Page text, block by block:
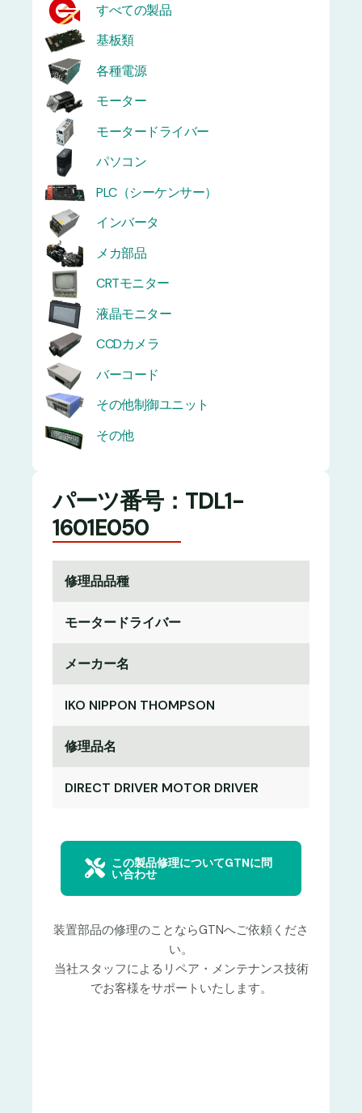
すべての製品
基板類
各種電源
モーター
モータードライバー
パソコン
PLC（シーケンサー）
インバータ
メカ部品
CRTモニター
液晶モニター
CCDカメラ
バーコード
その他制御ユニット
その他
パーツ番号：TDL1-
1601E050
修理品品種
モータードライバー
メーカー名
IKO NIPPON THOMPSON
修理品名
DIRECT DRIVER MOTOR DRIVER
この製品修理についてGTNに問
い合わせ
装置部品の修理のことならGTNへご依頼くださ
い。
当社スタッフによるリペア・メンテナンス技術
でお客様をサポートいたします。